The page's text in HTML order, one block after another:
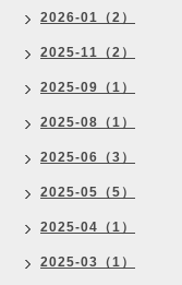
2026-01（2）
2025-11（2）
2025-09（1）
2025-08（1）
2025-06（3）
2025-05（5）
2025-04（1）
2025-03（1）